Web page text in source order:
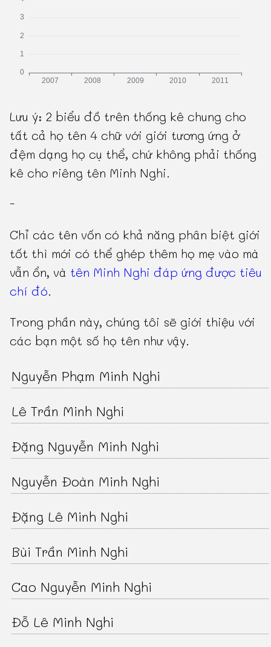
Lưu ý: 2 biểu đồ trên thống kê chung cho
tất cả họ tên 4 chữ với giới tương ứng ở
đệm dạng họ cụ thể, chứ không phải thống
kê cho riêng tên Minh Nghi.
-
Chỉ các tên vốn có khả năng phân biệt giới
tốt thì mới có thể ghép thêm họ mẹ vào mà
vẫn ổn, và tên Minh Nghi đáp ứng được tiêu
chí đó.
Trong phần này, chúng tôi sẽ giới thiệu với
các bạn một số họ tên như vậy.
Nguyễn Phạm Minh Nghi
Lê Trần Minh Nghi
Đặng Nguyễn Minh Nghi
Nguyễn Đoàn Minh Nghi
Đặng Lê Minh Nghi
Bùi Trần Minh Nghi
Cao Nguyễn Minh Nghi
Đỗ Lê Minh Nghi